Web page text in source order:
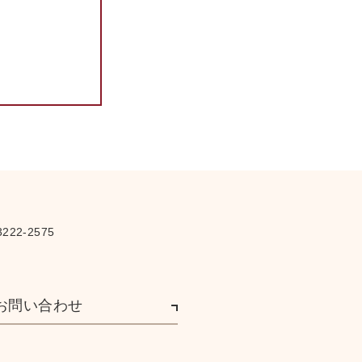
2575
問い合わせ